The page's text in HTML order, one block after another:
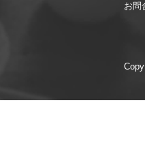
お問